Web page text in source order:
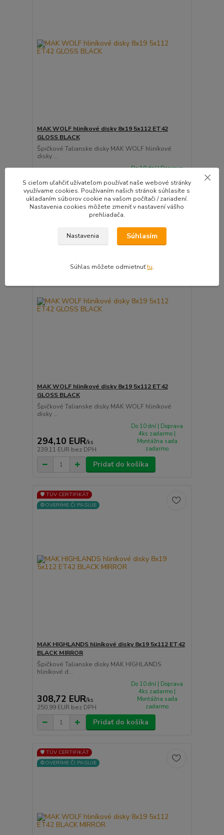
MAK WOLF hliníkové disky 8x19 5x112 ET42
GLOSS BLACK
Špičkové Talianske disky MAK WOLF hliníkové
disky ...
294,10 EUR/ks
239,11 EURbez DPH
Do 10 dní | Doprava
Montážna sada
zadarmo
Pridať do košíka
🛡️ TÜV CERTIFIKÁT
⚙️OVERÍME ČI PASUJE
MAK WOLF hliníkové disky 8x19 5x112 ET42
GLOSS BLACK
Špičkové Talianske disky MAK WOLF hliníkové
disky ...
294,10 EUR/ks
239,11 EUR bez DPH
Do 10 dní | Doprava
4ks zadarmo |
Montážna sada
zadarmo
Pridať do košíka
🛡️ TÜV CERTIFIKÁT
⚙️OVERÍME ČI PASUJE
MAK HIGHLANDS hliníkové disky 8x19 5x112 ET42
BLACK MIRROR
Špičkové Talianske disky MAK HIGHLANDS
hliníkové d...
308,72 EUR/ks
250,99 EUR bez DPH
Do 10 dní | Doprava
4ks zadarmo |
Montážna sada
zadarmo
Pridať do košíka
🛡️ TÜV CERTIFIKÁT
⚙️OVERÍME ČI PASUJE
S cieľom uľahčiť užívateľom používať naše webové stránky
využívame cookies. Používaním našich stránok súhlasíte s
ukladaním súborov cookie na vašom počítači / zariadení.
Nastavenia cookies môžete zmeniť v nastavení vášho
prehliadača.
Nastavenia Súhlasím
Súhlas môžete odmietnuťtu.